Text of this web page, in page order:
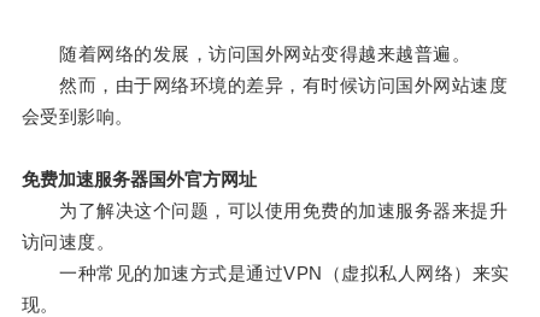
随着网络的发展，访问国外网站变得越来越普遍。
然而，由于网络环境的差异，有时候访问国外网站速度
会受到影响。
免费加速服务器国外官方网址
为了解决这个问题，可以使用免费的加速服务器来提升
访问速度。
一种常见的加速方式是通过VPN（虚拟私人网络）来实
现。